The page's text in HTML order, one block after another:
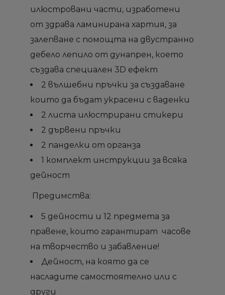
Създай нов списък
Създай нов списък
илюстровани части, изработени
от здрава ламинирана хартия, за
залепване с помощта на двустранно
дебело лепило от дунапрен, което
създава специален 3D ефект
2 вълшебни пръчки за създаване
които да бъдат украсени с ваденки
2 листа илюстрирани стикери
2 дървени пръчки
2 панделки от органза
1 комплект инструкции за всяка
дейност
Предимства:
5 дейности и 12 предмета за
правене, които гарантират часове
на творчество и забавление!
Дейност, на която да се
насладите самостоятелно или с
други